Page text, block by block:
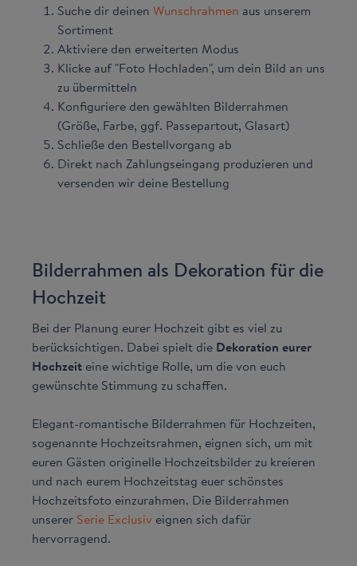
Suche dir deinen Wunschrahmen aus unserem
Sortiment
Aktiviere den erweiterten Modus
Klicke auf "Foto Hochladen", um dein Bild an uns
zu übermitteln
Konfiguriere den gewählten Bilderrahmen
(Größe, Farbe, ggf. Passepartout, Glasart)
Schließe den Bestellvorgang ab
Direkt nach Zahlungseingang produzieren und
versenden wir deine Bestellung
Bilderrahmen als Dekoration für die
Hochzeit
Bei der Planung eurer Hochzeit gibt es viel zu
berücksichtigen. Dabei spielt die Dekoration eurer
Hochzeit eine wichtige Rolle, um die von euch
gewünschte Stimmung zu schaffen.
Elegant-romantische Bilderrahmen für Hochzeiten,
sogenannte Hochzeitsrahmen, eignen sich, um mit
euren Gästen originelle Hochzeitsbilder zu kreieren
und nach eurem Hochzeitstag euer schönstes
Hochzeitsfoto einzurahmen. Die Bilderrahmen
unserer Serie Exclusiv eignen sich dafür
hervorragend.